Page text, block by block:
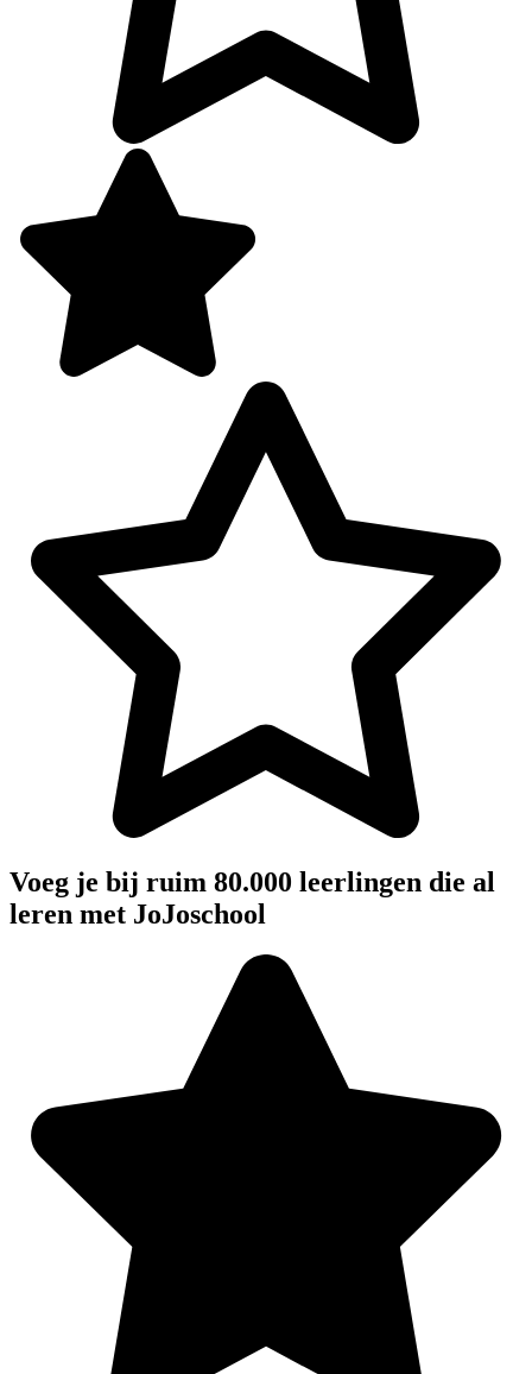
Voeg je bij ruim 80.000 leerlingen die al
leren met JoJoschool